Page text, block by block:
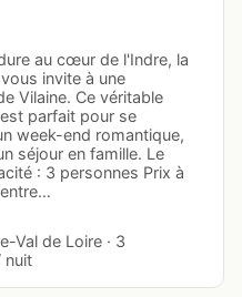
au cœur de l'Indre, la
invite à une
Vilaine. Ce véritable
parfait pour se
week-end romantique,
séjour en famille. Le
: 3 personnes Prix à
Val de Loire · 3
nuit